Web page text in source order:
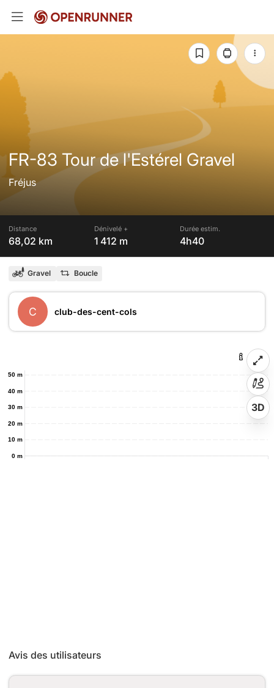
FR-83 Tour de l'Estérel Gravel
Fréjus
Distance
68,02 km
Dénivelé +
1 412 m
Durée estim.
4h40
Gravel Boucle
C club-des-cent-cols
0 m
10 m
20 m
30 m
40 m
50 m
3D
Avis des utilisateurs